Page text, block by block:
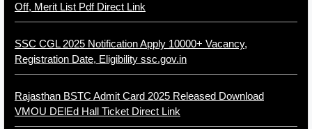
Off, Merit List Pdf Direct Link
SSC CGL 2025 Notification Apply 10000+ Vacancy,
Registration Date, Eligibility ssc.gov.in
Rajasthan BSTC Admit Card 2025 Released Download
VMOU DElEd Hall Ticket Direct Link